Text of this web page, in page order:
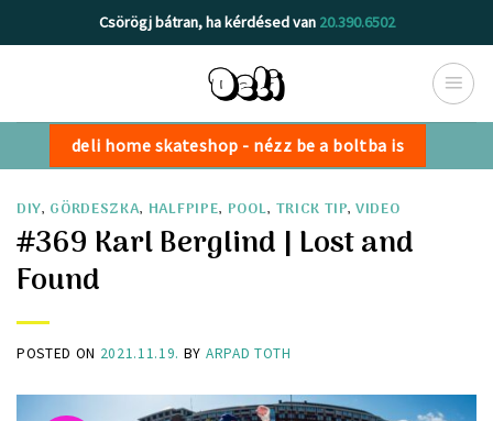
to
Csörögj bátran, ha kérdésed van 20.390.6502
deli home skateshop - nézz be a boltba is
DIY, GÖRDESZKA, HALFPIPE, POOL, TRICK TIP,VIDEO
#369 Karl Berglind | Lost and
Found
POSTED ON 2021.11.19. BY ARPAD TOTH